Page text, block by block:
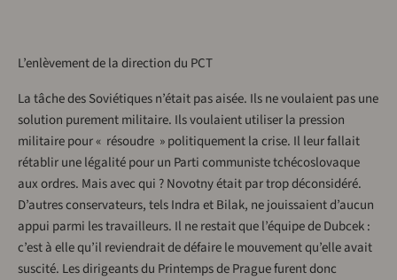
L’enlèvement de la direction du PCT
La tâche des Soviétiques n’était pas aisée. Ils ne voulaient pas une
solution purement militaire. Ils voulaient utiliser la pression
militaire pour « résoudre » politiquement la crise. Il leur fallait
rétablir une légalité pour un Parti communiste tchécoslovaque
aux ordres. Mais avec qui ? Novotny était par trop déconsidéré.
D’autres conservateurs, tels Indra et Bilak, ne jouissaient d’aucun
appui parmi les travailleurs. Il ne restait que l’équipe de Dubcek :
c’est à elle qu’il reviendrait de défaire le mouvement qu’elle avait
suscité. Les dirigeants du Printemps de Prague furent donc